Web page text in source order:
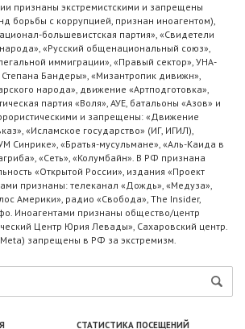
признаны экстремистскими и запрещены
борьбы с коррупцией, признан иноагентом),
большевистская партия», «Свидетели
«Русский общенациональный союз»,
иммиграции», «Правый сектор», УНА-
Бандеры», «Мизантропик дивижн»,
народа», движение «Артподготовка»,
партия «Воля», АУЕ, батальоны «Азов» и
и запрещены: «Движение
«Исламское государство» (ИГ, ИГИЛ),
Синрике», «Братья-мусульмане», «Аль-Каида в
«Сеть», «Колумбайн». В РФ признана
«Открытой России», издания «Проект
признаны: телеканал «Дождь», «Медуза»,
Америки», радио «Свобода», The Insider,
Иноагентами признаны общество/центр
Центр Юрия Левады», Сахаровский центр.
запрещены в РФ за экстремизм.
СТАТИСТИКА ПОСЕЩЕНИЙ